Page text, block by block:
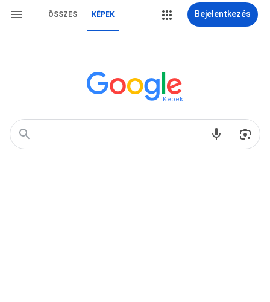
ÖSSZES KÉPEK Bejelentkezés
Képek